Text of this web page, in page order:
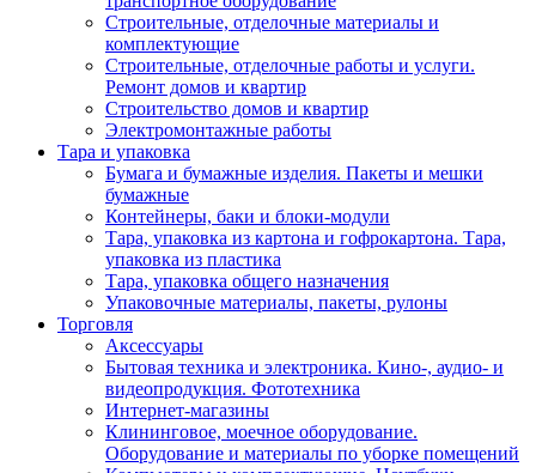
Строительные, отделочные материалы и
комплектующие
Строительные, отделочные работы и услуги.
Ремонт домов и квартир
Строительство домов и квартир
Электромонтажные работы
Тара и упаковка
Бумага и бумажные изделия. Пакеты и мешки
бумажные
Контейнеры, баки и блоки-модули
Тара, упаковка из картона и гофрокартона. Тара,
упаковка из пластика
Тара, упаковка общего назначения
Упаковочные материалы, пакеты, рулоны
Торговля
Аксессуары
Бытовая техника и электроника. Кино-, аудио- и
видеопродукция. Фототехника
Интернет-магазины
Клининговое, моечное оборудование.
Оборудование и материалы по уборке помещений